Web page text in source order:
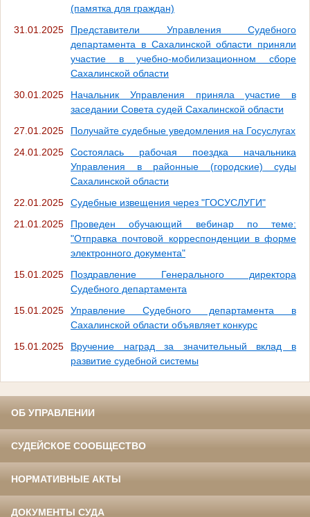
(памятка для граждан)
31.01.2025
Представители Управления Судебного
департамента в Сахалинской области приняли
участие в учебно-мобилизационном сборе
Сахалинской области
30.01.2025
Начальник Управления приняла участие в
заседании Совета судей Сахалинской области
27.01.2025
Получайте судебные уведомления на Госуслугах
24.01.2025
Состоялась рабочая поездка начальника
Управления в районные (городские) суды
Сахалинской области
22.01.2025
Судебные извещения через "ГОСУСЛУГИ"
21.01.2025
Проведен обучающий вебинар по теме:
"Отправка почтовой корреспонденции в форме
электронного документа"
15.01.2025
Поздравление Генерального директора
Судебного департамента
15.01.2025
Управление Судебного департамента в
Сахалинской области объявляет конкурс
15.01.2025
Вручение наград за значительный вклад в
развитие судебной системы
ОБ УПРАВЛЕНИИ
СУДЕЙСКОЕ СООБЩЕСТВО
НОРМАТИВНЫЕ АКТЫ
ДОКУМЕНТЫ СУДА